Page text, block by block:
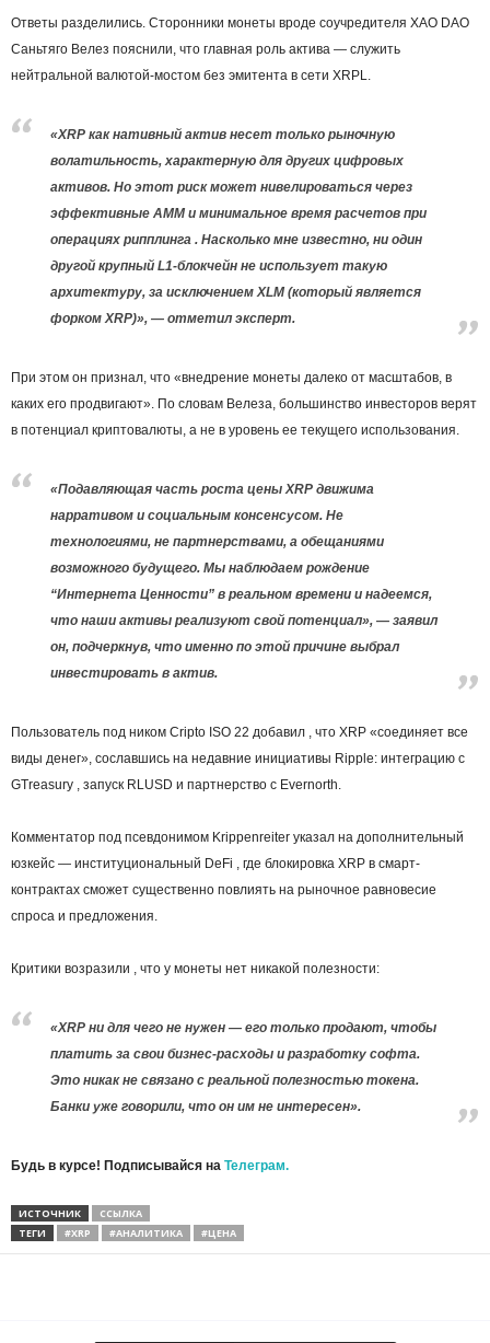
Ответы разделились. Сторонники монеты вроде соучредителя XAO DAO
Саньтяго Велез пояснили, что главная роль актива — служить
нейтральной валютой-мостом без эмитента в сети XRPL.
«XRP как нативный актив несет только рыночную
волатильность, характерную для других цифровых
активов. Но этот риск может нивелироваться через
эффективные AMM и минимальное время расчетов при
операциях рипплинга . Насколько мне известно, ни один
другой крупный L1-блокчейн не использует такую
архитектуру, за исключением XLM (который является
форком XRP)», — отметил эксперт.
При этом он признал, что «внедрение монеты далеко от масштабов, в
каких его продвигают». По словам Велеза, большинство инвесторов верят
в потенциал криптовалюты, а не в уровень ее текущего использования.
«Подавляющая часть роста цены XRP движима
нарративом и социальным консенсусом. Не
технологиями, не партнерствами, а обещаниями
возможного будущего. Мы наблюдаем рождение
“Интернета Ценности” в реальном времени и надеемся,
что наши активы реализуют свой потенциал», — заявил
он, подчеркнув, что именно по этой причине выбрал
инвестировать в актив.
Пользователь под ником Cripto ISO 22 добавил , что XRP «соединяет все
виды денег», сославшись на недавние инициативы Ripple: интеграцию с
GTreasury , запуск RLUSD и партнерство с Evernorth.
Комментатор под псевдонимом Krippenreiter указал на дополнительный
юзкейс — институциональный DeFi , где блокировка XRP в смарт-
контрактах сможет существенно повлиять на рыночное равновесие
спроса и предложения.
Критики возразили , что у монеты нет никакой полезности:
«XRP ни для чего не нужен — его только продают, чтобы
платить за свои бизнес-расходы и разработку софта.
Это никак не связано с реальной полезностью токена.
Банки уже говорили, что он им не интересен».
Будь в курсе! Подписывайся на Телеграм.
ИСТОЧНИК
ССЫЛКА
ТЕГИ
#XRP #АНАЛИТИКА #ЦЕНА